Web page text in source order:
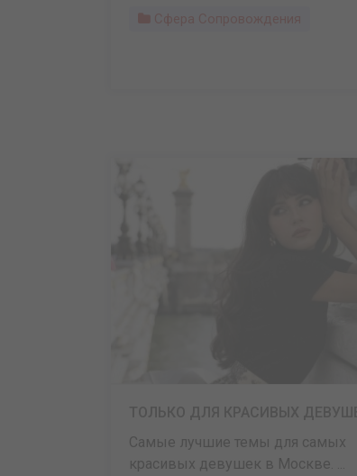
Сфера Сопровождения
Самые лучшие темы для самых
красивых девушек в Москве. ...